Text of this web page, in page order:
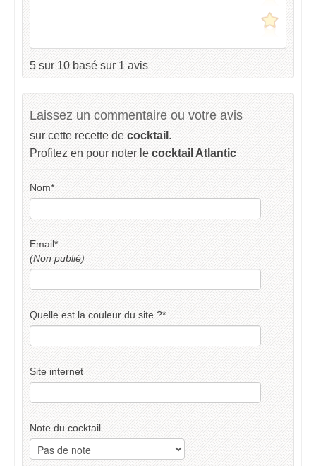
5 sur 10 basé sur 1 avis
Laissez un commentaire ou votre avis
sur cette recette de cocktail .
Profitez en pour noter le cocktail Atlantic
Nom*
Email*
(Non publié)
Quelle est la couleur du site ?*
Site internet
Note du cocktail